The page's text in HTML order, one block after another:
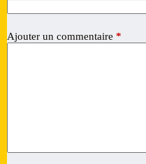
Ajouter un commentaire *